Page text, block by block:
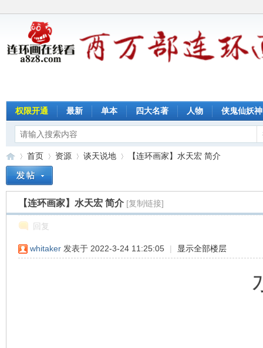
权限开通 最新 单本 四大名著 人物 侠鬼仙妖神
首页
›
资源 谈天说地
›
【连环画家】水天宏 简介
【连环画家】水天宏 简介 [复制链接]
回复
whitaker 发表于 2022-3-24 11:25:05 | 显示全部楼层